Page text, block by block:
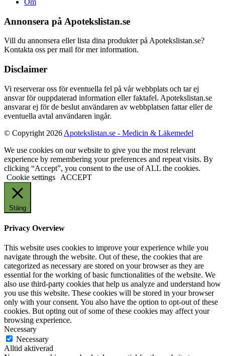
Om
Annonsera på Apotekslistan.se
Vill du annonsera eller lista dina produkter på Apotekslistan.se?
Kontakta oss per mail för mer information.
Disclaimer
Vi reserverar oss för eventuella fel på vår webbplats och tar ej
ansvar för ouppdaterad information eller faktafel. Apotekslistan.se
ansvarar ej för de beslut användaren av webbplatsen fattar eller de
eventuella avtal användaren ingår.
© Copyright 2026 Apotekslistan.se - Medicin & Läkemedel
We use cookies on our website to give you the most relevant
experience by remembering your preferences and repeat visits. By
clicking “Accept”, you consent to the use of ALL the cookies.
Cookie settings
ACCEPT
Stäng
Privacy Overview
This website uses cookies to improve your experience while you
navigate through the website. Out of these, the cookies that are
categorized as necessary are stored on your browser as they are
essential for the working of basic functionalities of the website. We
also use third-party cookies that help us analyze and understand how
you use this website. These cookies will be stored in your browser
only with your consent. You also have the option to opt-out of these
cookies. But opting out of some of these cookies may affect your
browsing experience.
Necessary
Necessary
Alltid aktiverad